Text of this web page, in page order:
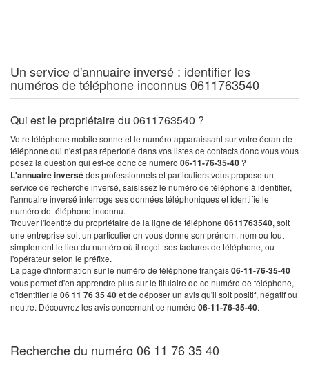
Un service d'annuaire inversé : identifier les
numéros de téléphone inconnus 0611763540
Qui est le propriétaire du 0611763540 ?
Votre téléphone mobile sonne et le numéro apparaissant sur votre écran de
téléphone qui n'est pas répertorié dans vos listes de contacts donc vous vous
posez la question qui est-ce donc ce numéro 06-11-76-35-40 ?
L'annuaire inversédes professionnels et particuliers vous propose un
service de recherche inversé, saisissez le numéro de téléphone à identifier,
l'annuaire inversé interroge ses données téléphoniques et identifie le
numéro de téléphone inconnu.
Trouver l'identité du propriétaire de la ligne de téléphone 0611763540, soit
une entreprise soit un particulier on vous donne son prénom, nom ou tout
simplement le lieu du numéro où il reçoit ses factures de téléphone, ou
l'opérateur selon le préfixe.
La page d'information sur le numéro de téléphone français06-11-76-35-40
vous permet d'en apprendre plus sur le titulaire de ce numéro de téléphone,
d'identifier le 06 11 76 35 40et de déposer un avis qu'il soit positif, négatif ou
neutre. Découvrez les avis concernant ce numéro 06-11-76-35-40.
Recherche du numéro 06 11 76 35 40